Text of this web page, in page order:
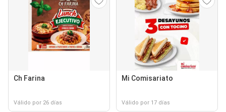
Ch Farina
Válido por 26 días
Mi Comisariato
Válido por 17 días